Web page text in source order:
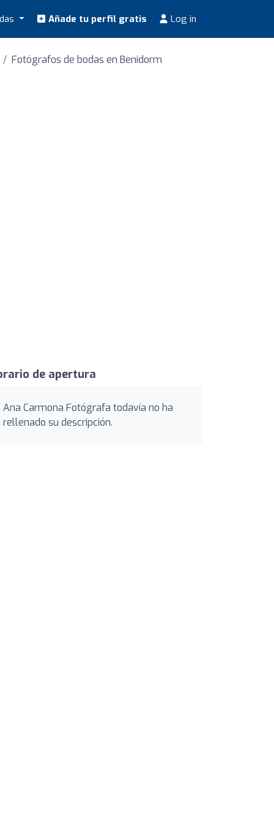
Añade tu perfil gratis Log in
Fotógrafos de bodas en Benidorm
de apertura
Ana Carmona Fotógrafa todavía no ha
rellenado su descripción.